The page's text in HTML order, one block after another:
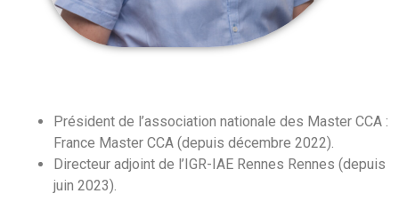
Président de l’association nationale des Master CCA :
France Master CCA (depuis décembre 2022).
Directeur adjoint de l’IGR-IAE Rennes Rennes (depuis
juin 2023).